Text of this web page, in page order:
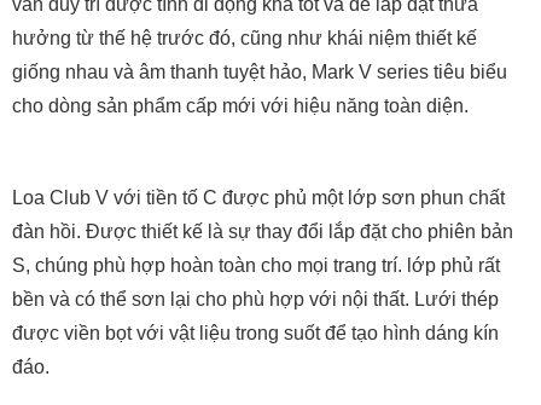
vẫn duy trì được tính di động khá tốt và dễ lắp đặt thừa
hưởng từ thế hệ trước đó, cũng như khái niệm thiết kế
giống nhau và âm thanh tuyệt hảo, Mark V series tiêu biểu
cho dòng sản phẩm cấp mới với hiệu năng toàn diện.
Loa Club V với tiền tố C được phủ một lớp sơn phun chất
đàn hồi. Được thiết kế là sự thay đổi lắp đặt cho phiên bản
S, chúng phù hợp hoàn toàn cho mọi trang trí. lớp phủ rất
bền và có thể sơn lại cho phù hợp với nội thất. Lưới thép
được viền bọt với vật liệu trong suốt để tạo hình dáng kín
đáo.